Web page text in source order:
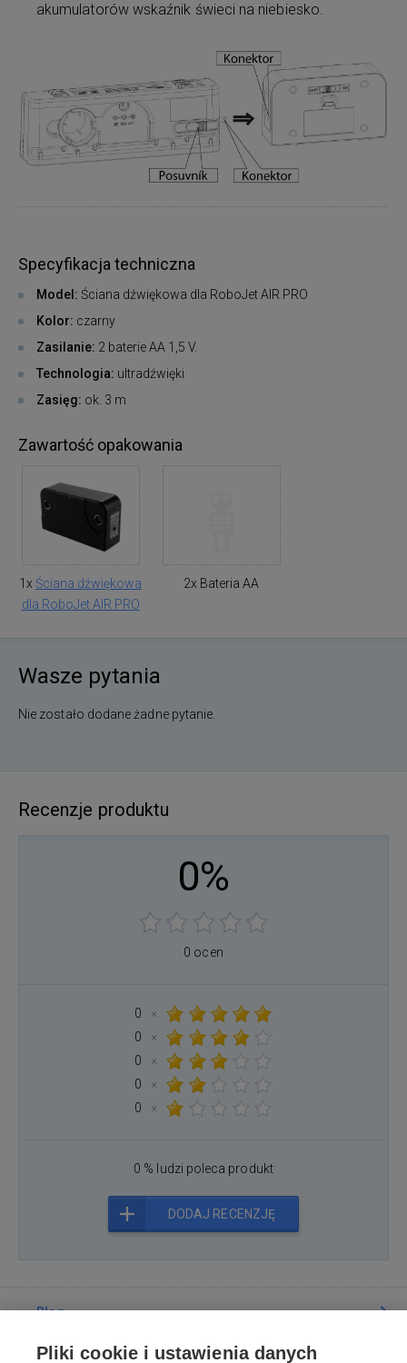
akumulatorów wskaźnik świeci na niebiesko.
Specyfikacja techniczna
Model: Ściana dźwiękowa dla RoboJet AIR PRO
Kolor: czarny
Zasilanie: 2 baterie AA 1,5 V.
Technologia: ultradźwięki
Zasięg: ok. 3 m
Zawartość opakowania
1x Ściana dźwiękowa
dla RoboJet AIR PRO
2x Bateria AA
Wasze pytania
Nie zostało dodane żadne pytanie.
Recenzje produktu
0%
0 ocen
0
×
0
×
0
×
0
×
0
×
0 % ludzi poleca produkt
DODAJ RECENZJĘ
Blog
Pliki cookie i ustawienia danych